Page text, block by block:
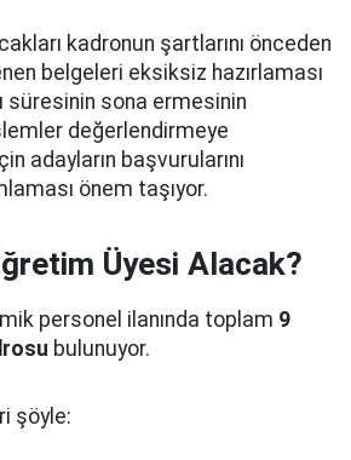
kadronun şartlarını önceden
belgeleri eksiksiz hazırlaması
süresinin sona ermesinin
değerlendirmeye
adayların başvurularını
önem taşıyor.
Üyesi Alacak?
personel ilanında toplam 9
bulunuyor.
şöyle: